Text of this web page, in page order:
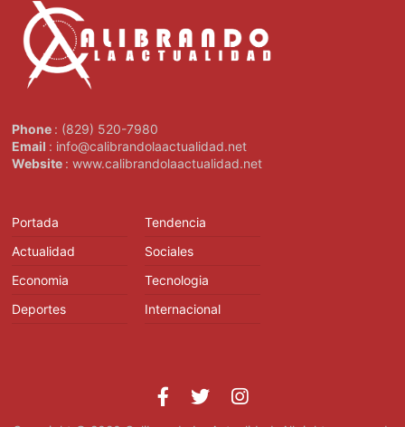
Phone : (829) 520-7980
Email : info@calibrandolaactualidad.net
Website : www.calibrandolaactualidad.net
Portada
Actualidad
Economia
Deportes
Tendencia
Sociales
Tecnologia
Internacional